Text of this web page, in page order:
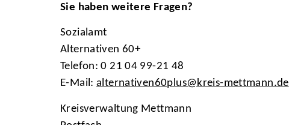
Sie haben weitere Fragen?
Sozialamt
Alternativen 60+
Telefon: 0 21 04 99-21 48
E-Mail:alternativen60plus@kreis-mettmann.de
Kreisverwaltung Mettmann